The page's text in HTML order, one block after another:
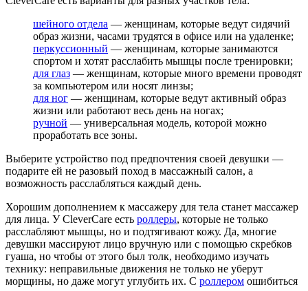
шейного отдела — женщинам, которые ведут сидячий
образ жизни, часами трудятся в офисе или на удаленке;
перкуссионный — женщинам, которые занимаются
спортом и хотят расслабить мышцы после тренировки;
для глаз — женщинам, которые много времени проводят
за компьютером или носят линзы;
для ног — женщинам, которые ведут активный образ
жизни или работают весь день на ногах;
ручной — универсальная модель, которой можно
проработать все зоны.
Выберите устройство под предпочтения своей девушки —
подарите ей не разовый поход в массажный салон, а
возможность расслабляться каждый день.
Хорошим дополнением к массажеру для тела станет массажер
для лица. У CleverCare есть роллеры, которые не только
расслабляют мышцы, но и подтягивают кожу. Да, многие
девушки массируют лицо вручную или с помощью скребков
гуаша, но чтобы от этого был толк, необходимо изучать
технику: неправильные движения не только не уберут
морщины, но даже могут углубить их. С роллером ошибиться